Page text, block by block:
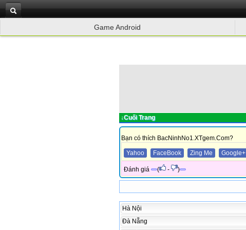
Game Android
↓Cuối Trang
Bạn có thích BacNinhNo1.XTgem.Com?
Yahoo FaceBook Zing Me Google+
Đánh giá ( - )
Hà Nội
Đà Nẵng